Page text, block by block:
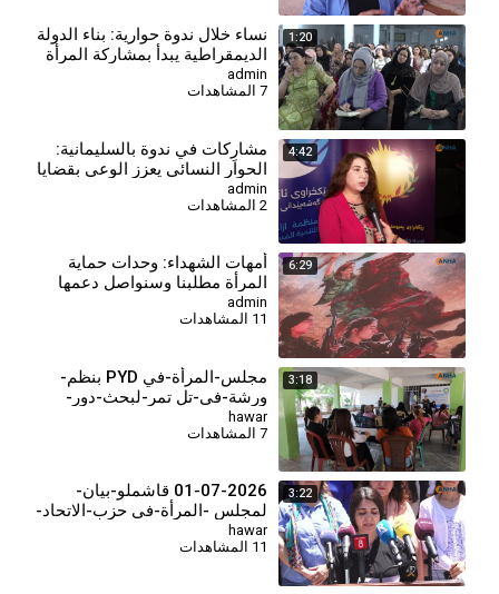
1:20
⁣نساء خلال ندوة حوارية: بناء الدولة
الديمقراطية يبدأ بمشاركة المرأة
في صنع القرار
admin
7 المشاهدات
4:42
⁣مشارِكات في ندوة بالسليمانية:
الحوار النسائي يعزز الوعي بقضايا
المرأة في كردستان
admin
2 المشاهدات
6:29
⁣أمهات الشهداء: وحدات حماية
المرأة مطلبنا وسنواصل دعمها
والحفاظ على استقلاليتها
admin
11 المشاهدات
3:18
مجلس-المرأة-في PYD بنظم-
ورشة-في-تل تمر-لبحث-دور-
المرأة-في-بناء-المجتمع-وسبل-
تمكينها
hawar
3:22
01-07-2026 قاشملو-بيان-
لمجلس -المرأة-في حزب-الاتحاد-
الديمقراطي
hawar
11 المشاهدات